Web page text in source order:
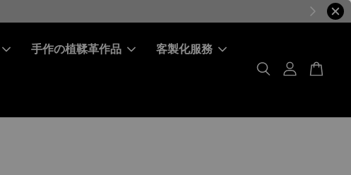
手作の植鞣革作品 客製化服務